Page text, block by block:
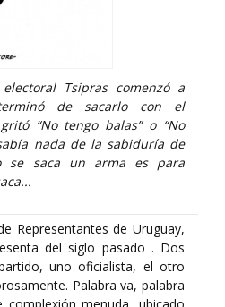
Tsipras comenzó a
de sacarlo con el
“No tengo balas” o “No
nada de la sabiduría de
se saca un arma es para
Representantes de Uruguay,
del siglo pasado . Dos
uno oficialista, el otro
Palabra va, palabra